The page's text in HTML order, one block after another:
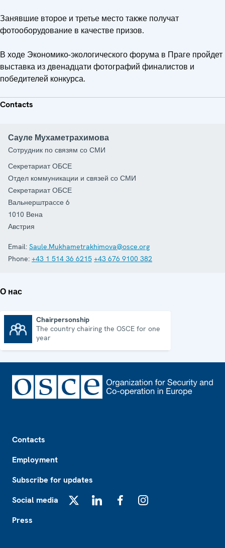
Занявшие второе и третье место также получат
фотооборудование в качестве призов.
В ходе Экономико-экологического форума в Праге пройдет
выставка из двенадцати фотографий финалистов и
победителей конкурса.
Contacts
Сауле Мухаметрахимова
Сотрудник по связям со СМИ
Секретариат ОБСЕ
Отдел коммуникации и связей со СМИ
Секретариат ОБСЕ
Вальнерштрассе 6
1010 Вена
Австрия
Email: Saule.Mukhametrakhimova@osce.org
Phone: +43 1 514 36 6215 +43 676 9100 382
О нас
Chairpersonship
The country chairing the OSCE for one
year
Contacts
Employment
Subscribe for updates
Social media
Press